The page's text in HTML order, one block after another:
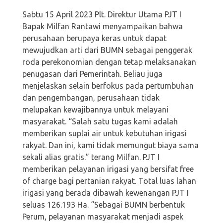
Sabtu 15 April 2023 Plt. Direktur Utama PJT I
Bapak Milfan Rantawi menyampaikan bahwa
perusahaan berupaya keras untuk dapat
mewujudkan arti dari BUMN sebagai penggerak
roda perekonomian dengan tetap melaksanakan
penugasan dari Pemerintah. Beliau juga
menjelaskan selain berfokus pada pertumbuhan
dan pengembangan, perusahaan tidak
melupakan kewajibannya untuk melayani
masyarakat. “Salah satu tugas kami adalah
memberikan suplai air untuk kebutuhan irigasi
rakyat. Dan ini, kami tidak memungut biaya sama
sekali alias gratis.” terang Milfan. PJT I
memberikan pelayanan irigasi yang bersifat free
of charge bagi pertanian rakyat. Total luas lahan
irigasi yang berada dibawah kewenangan PJT I
seluas 126.193 Ha. “Sebagai BUMN berbentuk
Perum, pelayanan masyarakat menjadi aspek